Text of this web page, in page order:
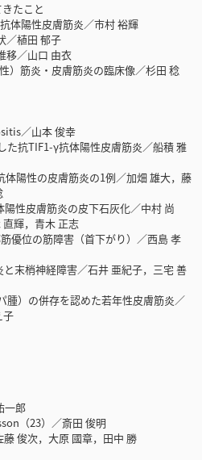
たこと
体陽性皮膚筋炎／市村 裕輝
／植田 郁子
移／山口 由衣
）筋炎・皮膚筋炎の臨床像／杉田 稔
／山本 俊幸
た抗TIF1-γ抗体陽性皮膚筋炎／船積 雅
体陽性の皮膚筋炎の1例／加畑 雄大，藤
陽性皮膚筋炎の皮下石灰化／中村 尚
輝，青木 正志
優位の筋障害（首下がり）／西島 孝
末梢神経障害／石井 亜紀子，三宅 善
腫）の併存を認めた若年性皮膚筋炎／
子
一郎
（23）／斎田 俊明
俊次，大原 國章，田中 勝